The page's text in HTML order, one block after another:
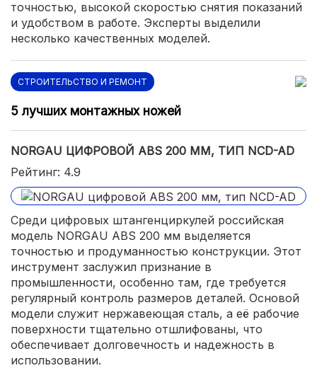
точностью, высокой скоростью снятия показаний
и удобством в работе. Эксперты выделили
несколько качественных моделей.
СТРОИТЕЛЬСТВО И РЕМОНТ
5 лучших монтажных ножей
NORGAU ЦИФРОВОЙ ABS 200 ММ, ТИП NCD-AD
Рейтинг: 4.9
Среди цифровых штангенциркулей российская
модель NORGAU ABS 200 мм выделяется
точностью и продуманностью конструкции. Этот
инструмент заслужил признание в
промышленности, особенно там, где требуется
регулярный контроль размеров деталей. Основой
модели служит нержавеющая сталь, а её рабочие
поверхности тщательно отшлифованы, что
обеспечивает долговечность и надежность в
использовании.